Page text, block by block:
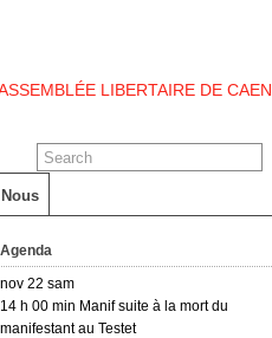
LIBERTAIRE DE CAEN
Agenda
nov 22 sam
14 h 00 min Manif suite à la mort du
manifestant au Testet